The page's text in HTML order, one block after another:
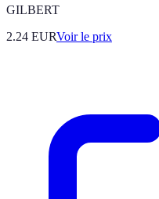
GILBERT
2.24 EURVoir le prix